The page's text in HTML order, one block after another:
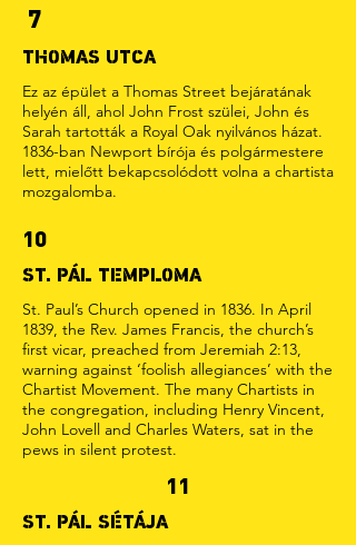
7
THOMAS UTCA
Ez az épület a Thomas Street bejáratának
helyén áll, ahol John Frost szülei, John és
Sarah tartották a Royal Oak nyilvános házat.
1836-ban Newport bírója és polgármestere
lett, mielőtt bekapcsolódott volna a chartista
mozgalomba.
10
ST. PÁL TEMPLOMA
St. Paul’s Church opened in 1836. In April
1839, the Rev. James Francis, the church’s
first vicar, preached from Jeremiah 2:13,
warning against ‘foolish allegiances’ with the
Chartist Movement. The many Chartists in
the congregation, including Henry Vincent,
John Lovell and Charles Waters, sat in the
pews in silent protest.
11
ST. PÁL SÉTÁJA